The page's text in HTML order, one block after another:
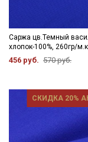
Саржа цв.Темный
хлопок-100%, 260гр/
456 руб. 570 руб.
СКИДКА 20%
Секретная
Мы